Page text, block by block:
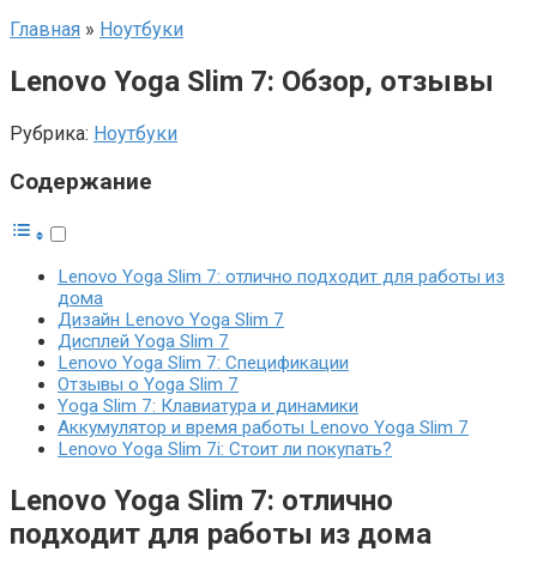
Главная » Ноутбуки
Lenovo Yoga Slim 7: Обзор, отзывы
Рубрика: Ноутбуки
Содержание
Lenovo Yoga Slim 7: отлично подходит для работы из
дома
Дизайн Lenovo Yoga Slim 7
Дисплей Yoga Slim 7
Lenovo Yoga Slim 7: Спецификации
Отзывы о Yoga Slim 7
Yoga Slim 7: Клавиатура и динамики
Аккумулятор и время работы Lenovo Yoga Slim 7
Lenovo Yoga Slim 7i: Стоит ли покупать?
Lenovo Yoga Slim 7: отлично
подходит для работы из дома